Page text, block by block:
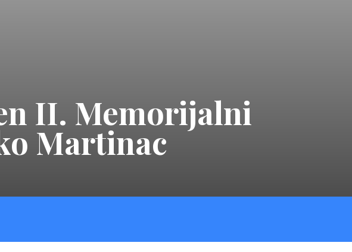
II. Memorijalni
Martinac